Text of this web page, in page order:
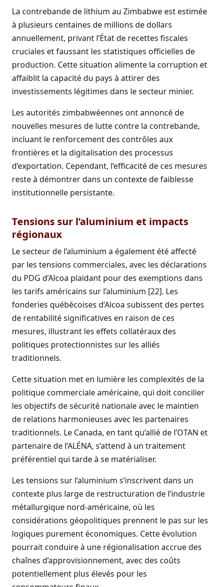
La contrebande de lithium au Zimbabwe est estimée
à plusieurs centaines de millions de dollars
annuellement, privant l’État de recettes fiscales
cruciales et faussant les statistiques officielles de
production. Cette situation alimente la corruption et
affaiblit la capacité du pays à attirer des
investissements légitimes dans le secteur minier.
Les autorités zimbabwéennes ont annoncé de
nouvelles mesures de lutte contre la contrebande,
incluant le renforcement des contrôles aux
frontières et la digitalisation des processus
d’exportation. Cependant, l’efficacité de ces mesures
reste à démontrer dans un contexte de faiblesse
institutionnelle persistante.
Tensions sur l’aluminium et impacts
régionaux
Le secteur de l’aluminium a également été affecté
par les tensions commerciales, avec les déclarations
du PDG d’Alcoa plaidant pour des exemptions dans
les tarifs américains sur l’aluminium [22]. Les
fonderies québécoises d’Alcoa subissent des pertes
de rentabilité significatives en raison de ces
mesures, illustrant les effets collatéraux des
politiques protectionnistes sur les alliés
traditionnels.
Cette situation met en lumière les complexités de la
politique commerciale américaine, qui doit concilier
les objectifs de sécurité nationale avec le maintien
de relations harmonieuses avec les partenaires
traditionnels. Le Canada, en tant qu’allié de l’OTAN et
partenaire de l’ALÉNA, s’attend à un traitement
préférentiel qui tarde à se matérialiser.
Les tensions sur l’aluminium s’inscrivent dans un
contexte plus large de restructuration de l’industrie
métallurgique nord-américaine, où les
considérations géopolitiques prennent le pas sur les
logiques purement économiques. Cette évolution
pourrait conduire à une régionalisation accrue des
chaînes d’approvisionnement, avec des coûts
potentiellement plus élevés pour les